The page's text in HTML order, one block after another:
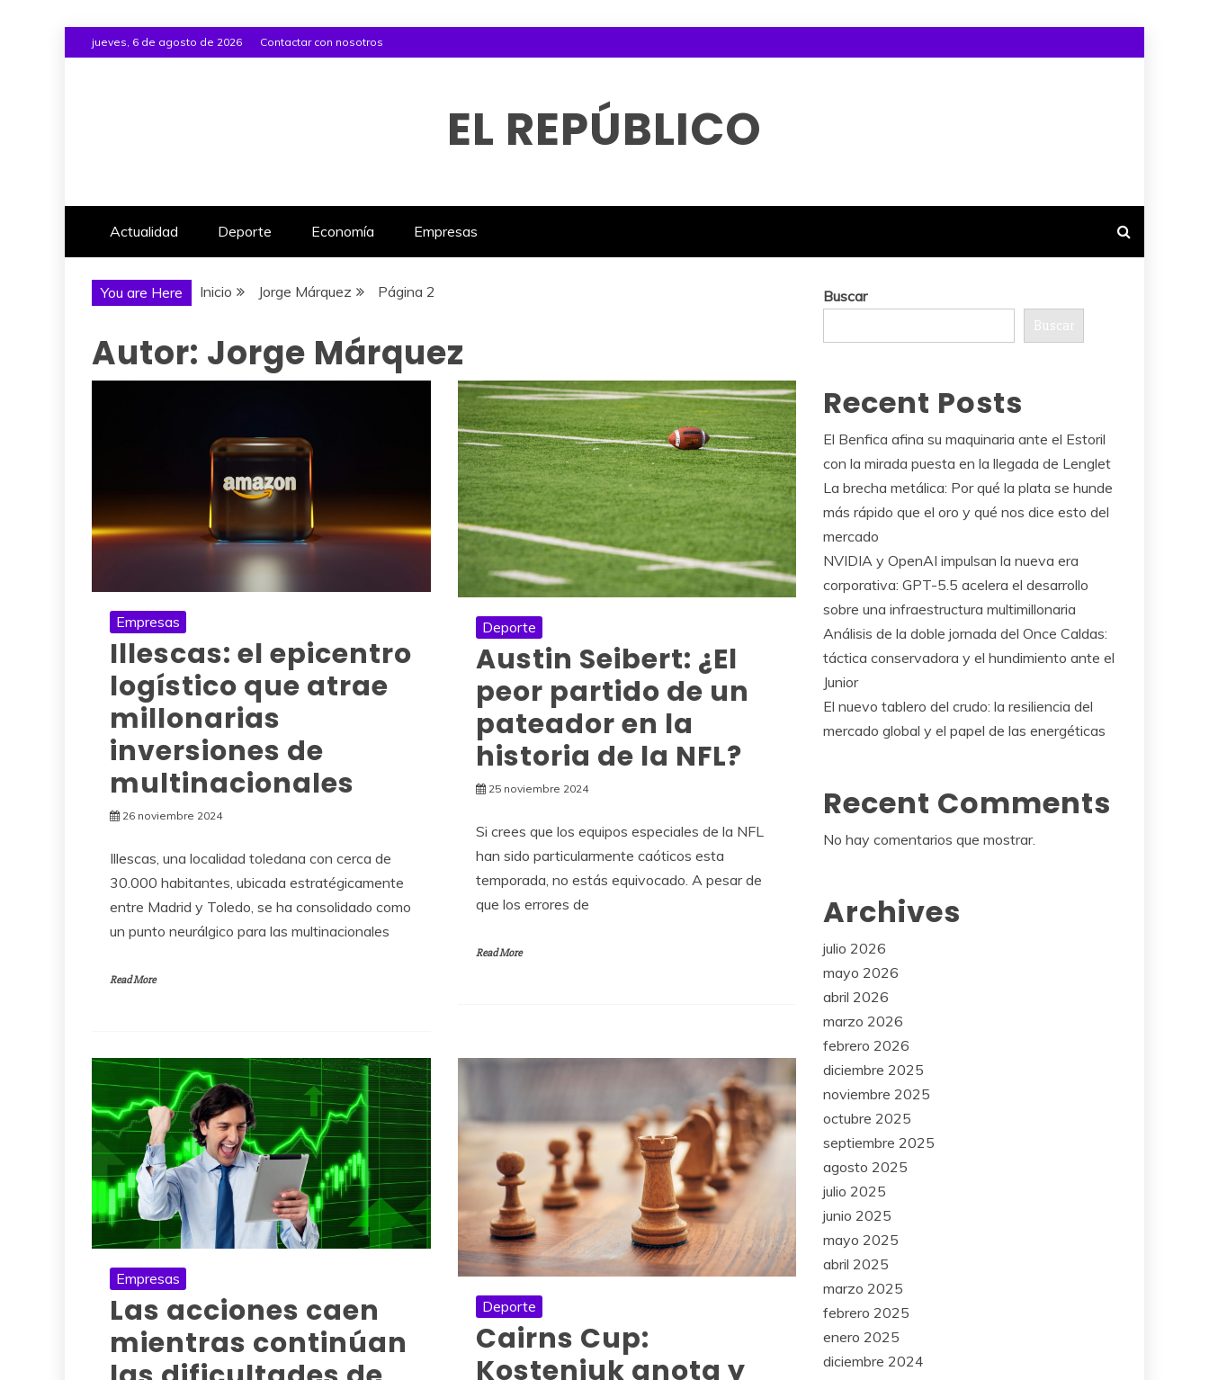
Saltar
al
jueves, 6 de agosto de 2026 Contactar con nosotros
EL REPÚBLICO
Actualidad Deporte Economía Empresas
You are Here Inicio Jorge Márquez Página 2
Autor: Jorge Márquez
Empresas
Illescas: el epicentro
logístico que atrae
millonarias
inversiones de
multinacionales
26 noviembre 2024
Illescas, una localidad toledana con cerca de
30.000 habitantes, ubicada estratégicamente
entre Madrid y Toledo, se ha consolidado como
un punto neurálgico para las multinacionales
Read More
Deporte
Austin Seibert: ¿El
peor partido de un
pateador en la
historia de la NFL?
25 noviembre 2024
Si crees que los equipos especiales de la NFL
han sido particularmente caóticos esta
temporada, no estás equivocado. A pesar de
que los errores de
Read More
Empresas
Las acciones caen
mientras continúan
Deporte
Cairns Cup:
Kosteniuk anota y
Buscar
Buscar
Recent Posts
El Benfica afina su maquinaria ante el Estoril
con la mirada puesta en la llegada de Lenglet
La brecha metálica: Por qué la plata se hunde
más rápido que el oro y qué nos dice esto del
mercado
NVIDIA y OpenAI impulsan la nueva era
corporativa: GPT-5.5 acelera el desarrollo
sobre una infraestructura multimillonaria
Análisis de la doble jornada del Once Caldas:
táctica conservadora y el hundimiento ante el
Junior
El nuevo tablero del crudo: la resiliencia del
mercado global y el papel de las energéticas
Recent Comments
No hay comentarios que mostrar.
Archives
julio 2026
mayo 2026
abril 2026
marzo 2026
febrero 2026
diciembre 2025
noviembre 2025
octubre 2025
septiembre 2025
agosto 2025
julio 2025
junio 2025
mayo 2025
abril 2025
marzo 2025
febrero 2025
enero 2025
diciembre 2024